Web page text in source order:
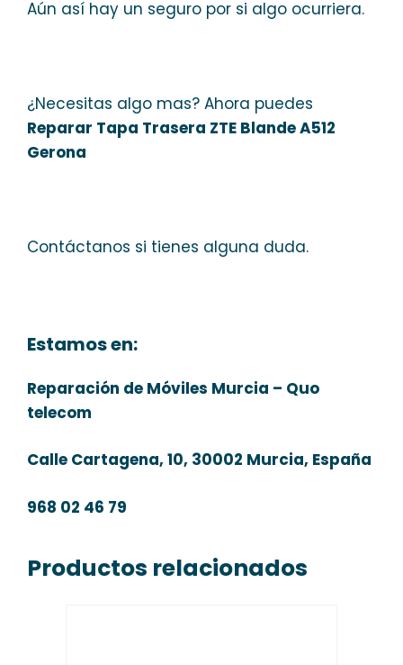
Aún así hay un seguro por si algo ocurriera.
¿Necesitas algo mas? Ahora puedes
Reparar Tapa Trasera ZTE Blande A512
Gerona
Contáctanos si tienes alguna duda.
Estamos en:
Reparación de Móviles Murcia – Quo
telecom
Calle Cartagena, 10, 30002 Murcia, España
968 02 46 79
Productos relacionados